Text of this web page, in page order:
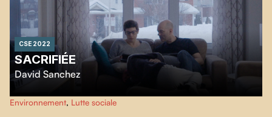
CSE 2022
SACRIFIÉE
David Sanchez
Flavie est une adolescente de 15 ans audacieuse et opiniâtre qui, pour
défendre ses convictions sociales et environnementales, est prête à user de
Environnement, Lutte sociale